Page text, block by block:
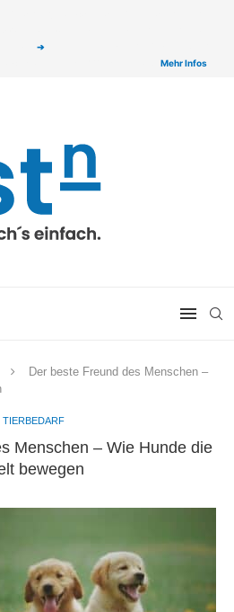
➔
Mehr Infos
Der beste Freund des Menschen –
TIERBEDARF
Menschen – Wie Hunde die
bewegen